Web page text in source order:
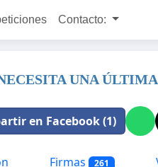
Contacto:
UNA
en Facebook (1)
Firmas 261